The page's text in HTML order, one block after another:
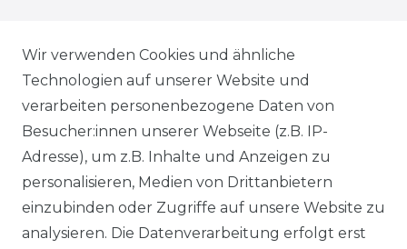
WARENKORB
ZUR KASSE
HILFE
INFORMATIONEN
Wir verwenden Cookies und ähnliche
Technologien auf unserer Website und
verarbeiten personenbezogene Daten von
Besucher:innen unserer Webseite (z.B. IP-
Adresse), um z.B. Inhalte und Anzeigen zu
personalisieren, Medien von Drittanbietern
einzubinden oder Zugriffe auf unsere Website zu
analysieren. Die Datenverarbeitung erfolgt erst